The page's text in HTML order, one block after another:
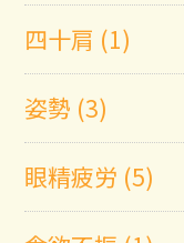
四十肩 (1)
姿勢 (3)
眼精疲労 (5)